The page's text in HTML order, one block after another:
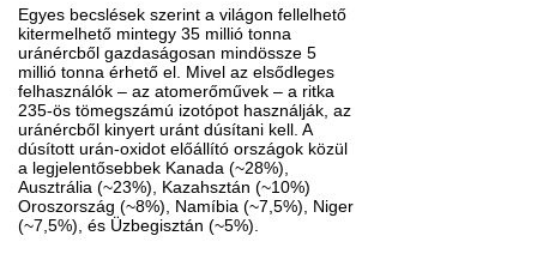
Egyes becslések szerint a világon fellelhető
kitermelhető mintegy 35 millió tonna
uránércből gazdaságosan mindössze 5
millió tonna érhető el. Mivel az elsődleges
felhasználók – az atomerőművek – a ritka
235-ös tömegszámú izotópot használják, az
uránércből kinyert uránt dúsítani kell. A
dúsított urán-oxidot előállító országok közül
a legjelentősebbek Kanada (~28%),
Ausztrália (~23%), Kazahsztán (~10%)
Oroszország (~8%), Namíbia (~7,5%), Niger
(~7,5%), és Üzbegisztán (~5%).